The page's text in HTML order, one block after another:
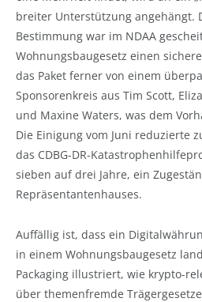
breiter Unterstützung angehängt.
Bestimmung war im NDAA
Wohnungsbaugesetz einen
das Paket ferner von einem
Sponsorenkreis aus Tim Scott,
und Maxine Waters, was dem
Die Einigung vom Juni reduzierte
das CDBG-DR-
sieben auf drei Jahre, ein
Repräsentantenhauses.
Auffällig ist, dass ein
in einem Wohnungsbaugesetz
Packaging illustriert, wie krypto-
über themenfremde